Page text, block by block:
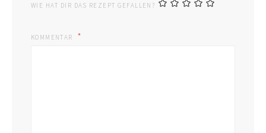
WIE HAT DIR DAS REZEPT GEFALLEN?
KOMMENTAR